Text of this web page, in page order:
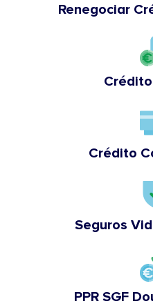
Renegociar
Crédito
Seguros
PPR SGF